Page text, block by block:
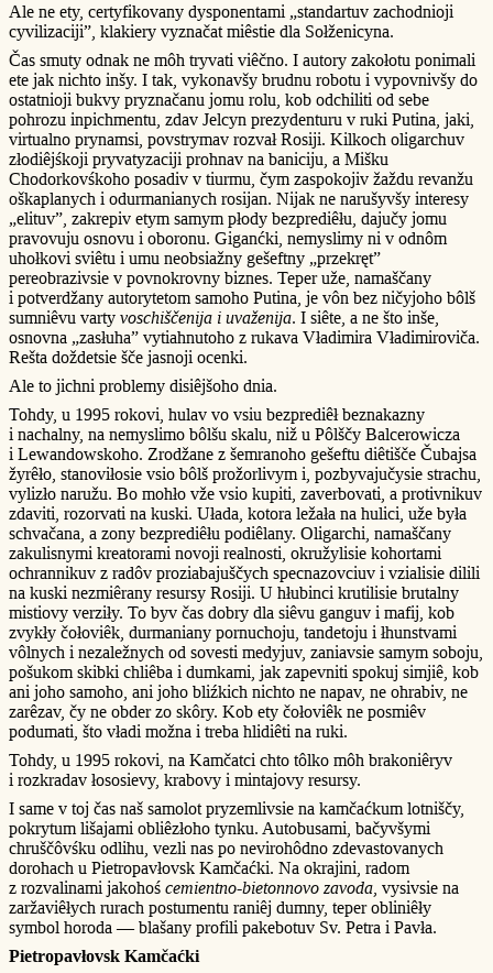
Ale ne ety, certyfikovany dysponentami „standartuv zachodnioji
cyvilizaciji”, klakiery vyznačat miêstie dla Sołženicyna.
Čas smuty odnak ne môh tryvati viêčno. I autory zakołotu ponimali
ete jak nichto inšy. I tak, vykonavšy brudnu robotu i vypovnivšy do
ostatnioji bukvy pryznačanu jomu rolu, kob odchiliti od sebe
pohrozu inpichmentu, zdav Jelcyn prezydenturu v ruki Putina, jaki,
virtualno prynamsi, povstrymav rozvał Rosiji. Kilkoch oligarchuv
złodiêjśkoji pryvatyzaciji prohnav na baniciju, a Mišku
Chodorkovśkoho posadiv v tiurmu, čym zaspokojiv žaždu revanžu
oškaplanych i odurmanianych rosijan. Nijak ne narušyvšy interesy
„elituv”, zakrepiv etym samym płody bezprediêłu, dajučy jomu
pravovuju osnovu i oboronu. Giganćki, nemyslimy ni v odnôm
uhołkovi sviêtu i umu neobsiažny gešeftny „przekręt”
pereobrazivsie v povnokrovny biznes. Teper uže, namaščany
i potverdžany autorytetom samoho Putina, je vôn bez ničyjoho bôlš
sumniêvu varty voschiščenija i uvaženija. I siête, a ne što inše,
osnovna „zasłuha” vytiahnutoho z rukava Vładimira Vładimiroviča.
Rešta doždetsie šče jasnoji ocenki.
Ale to jichni problemy disiêjšoho dnia.
Tohdy, u 1995 rokovi, hulav vo vsiu bezprediêł beznakazny
i nachalny, na nemyslimo bôlšu skalu, niž u Pôlščy Balcerowicza
i Lewandowskoho. Zrodžane z šemranoho gešeftu diêtišče Čubajsa
žyrêło, stanoviłosie vsio bôlš prožorlivym i, pozbyvajučysie strachu,
vylizło naružu. Bo mohło vže vsio kupiti, zaverbovati, a protivnikuv
zdaviti, rozorvati na kuski. Ułada, kotora ležała na hulici, uže była
schvačana, a zony bezprediêłu podiêlany. Oligarchi, namaščany
zakulisnymi kreatorami novoji realnosti, okružylisie kohortami
ochrannikuv z radôv proziabajuščych specnazovciuv i vzialisie dilili
na kuski nezmiêrany resursy Rosiji. U hłubinci krutilisie brutalny
mistiovy verziły. To byv čas dobry dla siêvu ganguv i mafij, kob
zvykły čołoviêk, durmaniany pornuchoju, tandetoju i łhunstvami
vôlnych i nezaležnych od sovesti medyjuv, zaniavsie samym soboju,
pošukom skibki chliêba i dumkami, jak zapevniti spokuj simjiê, kob
ani joho samoho, ani joho bliźkich nichto ne napav, ne ohrabiv, ne
zarêzav, čy ne obder zo skôry. Kob ety čołoviêk ne posmiêv
podumati, što vładi možna i treba hlidiêti na ruki.
Tohdy, u 1995 rokovi, na Kamčatci chto tôlko môh brakoniêryv
i rozkradav łososievy, krabovy i mintajovy resursy.
I same v toj čas naš samolot pryzemlivsie na kamčaćkum lotniščy,
pokrytum lišajami obliêzłoho tynku. Autobusami, bačyvšymi
chruščôvśku odlihu, vezli nas po nevirohôdno zdevastovanych
dorohach u Pietropavłovsk Kamčaćki. Na okrajini, radom
z rozvalinami jakohoś cemientno-bietonnovo zavoda , vysivsie na
zaržaviêłych rurach postumentu raniêj dumny, teper obliniêły
symbol horoda — blašany profili pakebotuv Sv. Petra i Pavła.
Pietropavłovsk Kamčaćki